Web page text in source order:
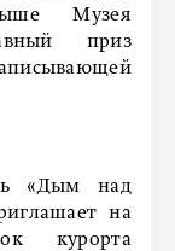
Музея
приз
«Дым над
на
курорта